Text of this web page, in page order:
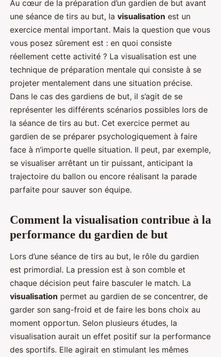
Au cœur de la préparation d’un gardien de but avant
une séance de tirs au but, la visualisation est un
exercice mental important. Mais la question que vous
vous posez sûrement est : en quoi consiste
réellement cette activité ? La visualisation est une
technique de préparation mentale qui consiste à se
projeter mentalement dans une situation précise.
Dans le cas des gardiens de but, il s’agit de se
représenter les différents scénarios possibles lors de
la séance de tirs au but. Cet exercice permet au
gardien de se préparer psychologiquement à faire
face à n’importe quelle situation. Il peut, par exemple,
se visualiser arrêtant un tir puissant, anticipant la
trajectoire du ballon ou encore réalisant la parade
parfaite pour sauver son équipe.
Comment la visualisation contribue à la
performance du gardien de but
Lors d’une séance de tirs au but, le rôle du gardien
est primordial. La pression est à son comble et
chaque décision peut faire basculer le match. La
visualisation permet au gardien de se concentrer, de
garder son sang-froid et de faire les bons choix au
moment opportun. Selon plusieurs études, la
visualisation aurait un effet positif sur la performance
des sportifs. Elle agirait en stimulant les mêmes